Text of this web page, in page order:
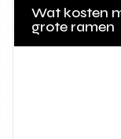
Wat kosten
grote ramen